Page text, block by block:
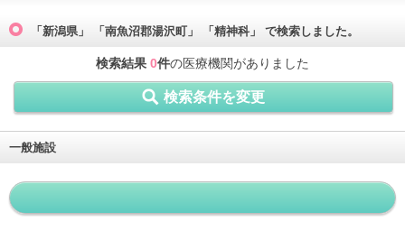
「新潟県」 「南魚沼郡湯沢町」 「精神科」 で検索しました。
検索結果 0件の医療機関がありました
検索条件を変更
一般施設